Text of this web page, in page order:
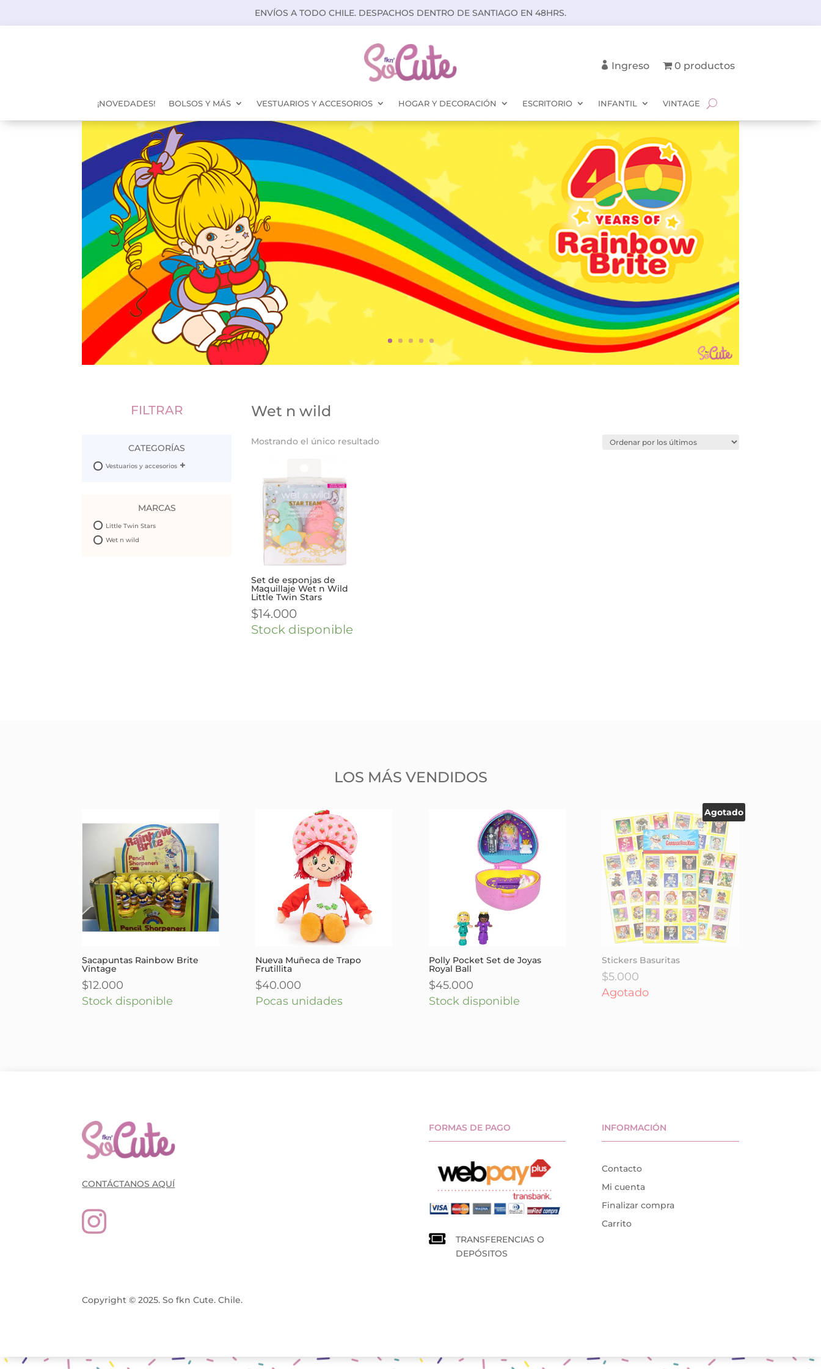
ENVÍOS A TODO CHILE. DESPACHOS DENTRO DE SANTIAGO EN 48HRS.
Ingreso 0 productos
¡NOVEDADES! BOLSOS Y MÁS VESTUARIOS Y ACCESORIOS HOGAR Y DECORACIÓN ESCRITORIO INFANTIL VINTAGE
FILTRAR
CATEGORÍAS
Vestuarios y accesorios
MARCAS
Little Twin Stars
Wet n wild
Wet n wild
Mostrando el único resultado
Set de esponjas de
Maquillaje Wet n Wild
Little Twin Stars
$14.000
Stock disponible
LOS MÁS VENDIDOS
Sacapuntas Rainbow Brite
Vintage
$12.000
Stock disponible
Nueva Muñeca de Trapo
Frutillita
$40.000
Pocas unidades
Polly Pocket Set de Joyas
Royal Ball
$45.000
Stock disponible
Agotado
Stickers Basuritas
$5.000
Agotado
CONTÁCTANOS AQUÍ

FORMAS DE PAGO
TRANSFERENCIAS O
DEPÓSITOS
INFORMACIÓN
Contacto
Mi cuenta
Finalizar compra
Carrito
Copyright © 2025. So fkn Cute. Chile.